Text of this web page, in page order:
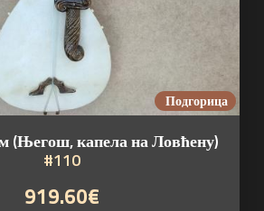
Подгорица
(Његош, капела на Ловћену)
#110
919.60€